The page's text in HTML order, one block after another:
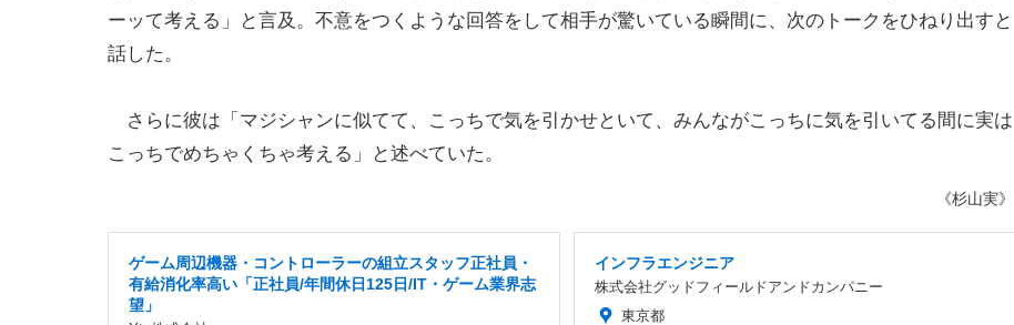
ーッて考える」と言及。不意をつくような回答をして相手が驚いている瞬間に、次のトークをひねり出すと
話した。
さらに彼は「マジシャンに似てて、こっちで気を引かせといて、みんながこっちに気を引いてる間に実は
こっちでめちゃくちゃ考える」と述べていた。
《杉山実》
ゲーム周辺機器・コントローラーの組立スタッフ正社員・
有給消化率高い「正社員/年間休日125日/IT・ゲーム業界志
望」
インフラエンジニア
株式会社グッドフィールドアンドカンパニー
東京都